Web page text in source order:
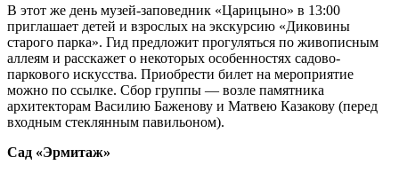
В этот же день музей-заповедник «Царицыно» в 13:00
приглашает детей и взрослых на экскурсию «Диковины
старого парка». Гид предложит прогуляться по живописным
аллеям и расскажет о некоторых особенностях садово-
паркового искусства. Приобрести билет на мероприятие
можно по ссылке. Сбор группы — возле памятника
архитекторам Василию Баженову и Матвею Казакову (перед
входным стеклянным павильоном).
Сад «Эрмитаж»